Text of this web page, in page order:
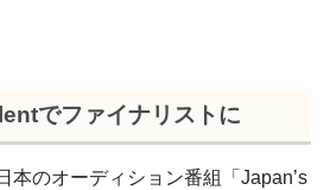
でファイナリストに
本のオーディション番組「Japan’s